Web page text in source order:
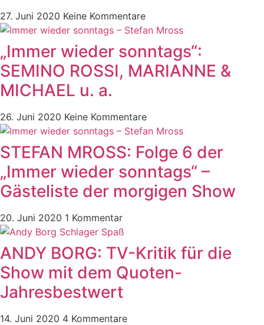
27. Juni 2020 Keine Kommentare
„Immer wieder sonntags“:
SEMINO ROSSI, MARIANNE &
MICHAEL u. a.
26. Juni 2020 Keine Kommentare
STEFAN MROSS: Folge 6 der
„Immer wieder sonntags“ –
Gästeliste der morgigen Show
20. Juni 2020 1 Kommentar
ANDY BORG: TV-Kritik für die
Show mit dem Quoten-
Jahresbestwert
14. Juni 2020 4 Kommentare